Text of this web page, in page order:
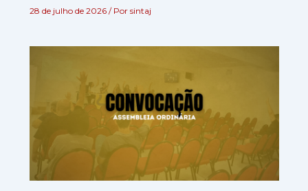
28 de julho de 2026 / Por sintaj